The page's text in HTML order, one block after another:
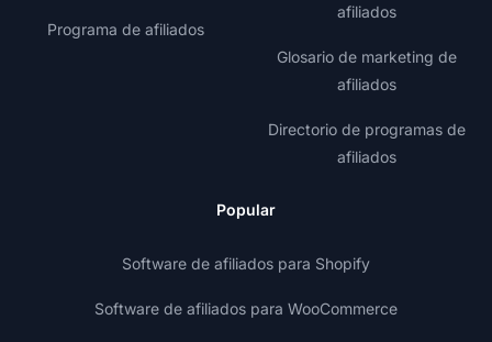
Programa de afiliados
afiliados
Glosario de marketing de
afiliados
Directorio de programas de
afiliados
Popular
Software de afiliados para Shopify
Software de afiliados para WooCommerce